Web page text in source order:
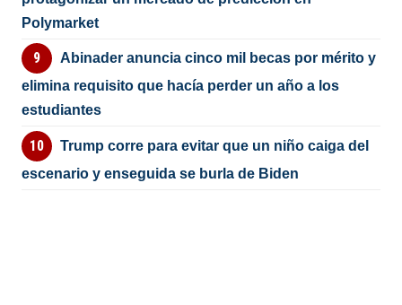
Polymarket
Abinader anuncia cinco mil becas por mérito y
elimina requisito que hacía perder un año a los
estudiantes
Trump corre para evitar que un niño caiga del
escenario y enseguida se burla de Biden